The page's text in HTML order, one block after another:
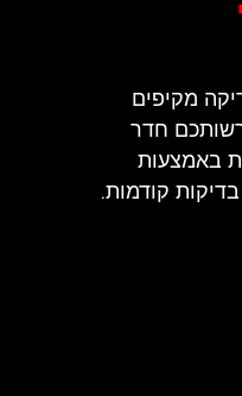
מקיפים
חדר
באמצעות
קודמות.